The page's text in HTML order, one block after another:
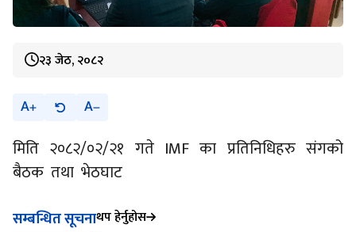
२३ जेठ, २०८२
A A
मिति २०८२/०२/२१ गते IMF का प्रतिनिधिहरु संगको
बैठक तथा भेठघाट
सम्बन्धित सूचनाथप हेर्नुहोस